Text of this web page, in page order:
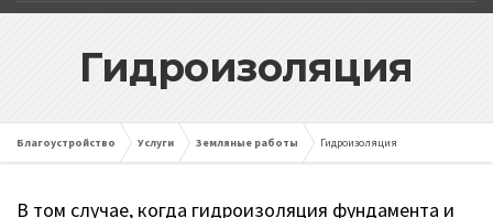
Гидроизоляция
Благоустройство Услуги Земляные работы Гидроизоляция
В том случае, когда гидроизоляция фундамента и